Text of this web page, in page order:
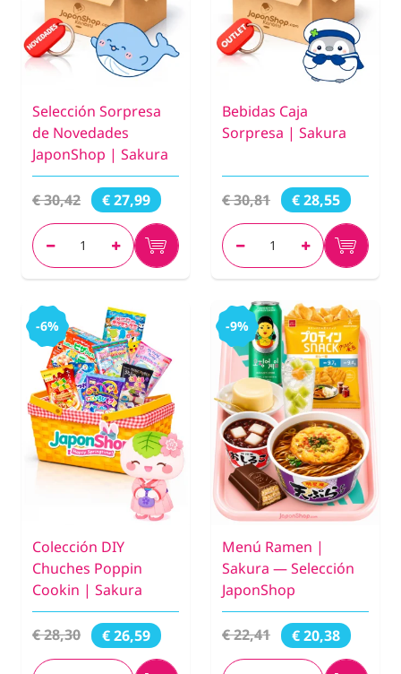
Selección Sorpresa
de Novedades
JaponShop | Sakura
€ 30,42 € 27,99
Bebidas Caja
Sorpresa | Sakura
€ 30,81 € 28,55
-6%
Colección DIY
Chuches Poppin
Cookin | Sakura
€ 28,30 € 26,59
-9%
Menú Ramen |
Sakura — Selección
JaponShop
€ 22,41 € 20,38